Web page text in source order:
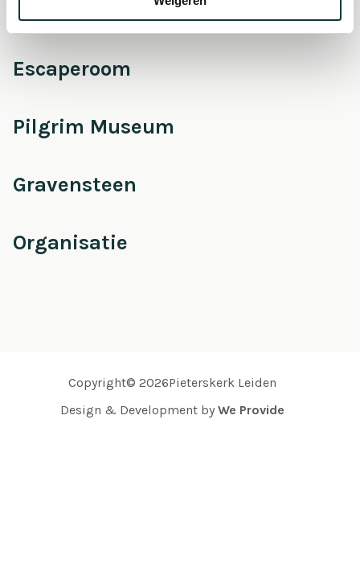
Escaperoom
Pilgrim Museum
Gravensteen
Organisatie
Copyright© 2026Pieterskerk Leiden
Design & Development by We Provide